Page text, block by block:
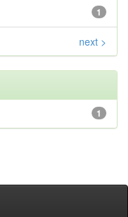
1
next >
1